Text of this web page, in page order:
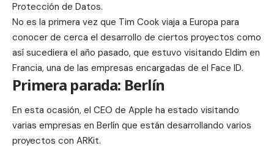
Protección de Datos.
No es la primera vez que Tim Cook viaja a Europa para
conocer de cerca el desarrollo de ciertos proyectos como
así sucediera el año pasado, que estuvo visitando Eldim en
Francia, una de las empresas encargadas de el Face ID.
Primera parada: Berlín
En esta ocasión, el CEO de Apple ha estado visitando
varias empresas en Berlín que están desarrollando varios
proyectos con ARKit.